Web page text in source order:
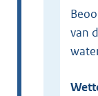
Beoordelen aanvraag en verstrekken
van